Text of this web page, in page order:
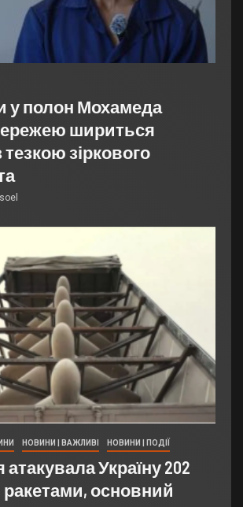
у полон Мохамеда
шириться
тезкою зіркового
soel
НОВИНИ | ВАЖЛИВІ НОВИНИ | ПОДІЇ
атакувала Україну 202
ракетами, основний